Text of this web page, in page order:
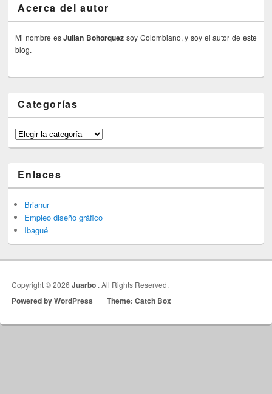
Acerca del autor
Mi nombre esJulian Bohorquez soy Colombiano, y soy el autor de este
blog.
Categorías
Categorías
Enlaces
Brianur
Empleo diseño gráfico
Ibagué
Copyright © 2026Juarbo . All Rights Reserved.
Powered by WordPress | Theme: Catch Box